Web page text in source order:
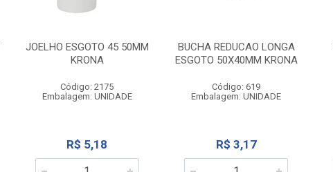
JOELHO ESGOTO 45 50MM
KRONA
Código: 2175
Embalagem: UNIDADE
R$ 5,18
BUCHA REDUCAO LONGA
ESGOTO 50X40MM KRONA
Código: 619
Embalagem: UNIDADE
R$ 3,17